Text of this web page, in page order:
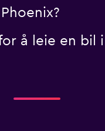
å leie en bil i